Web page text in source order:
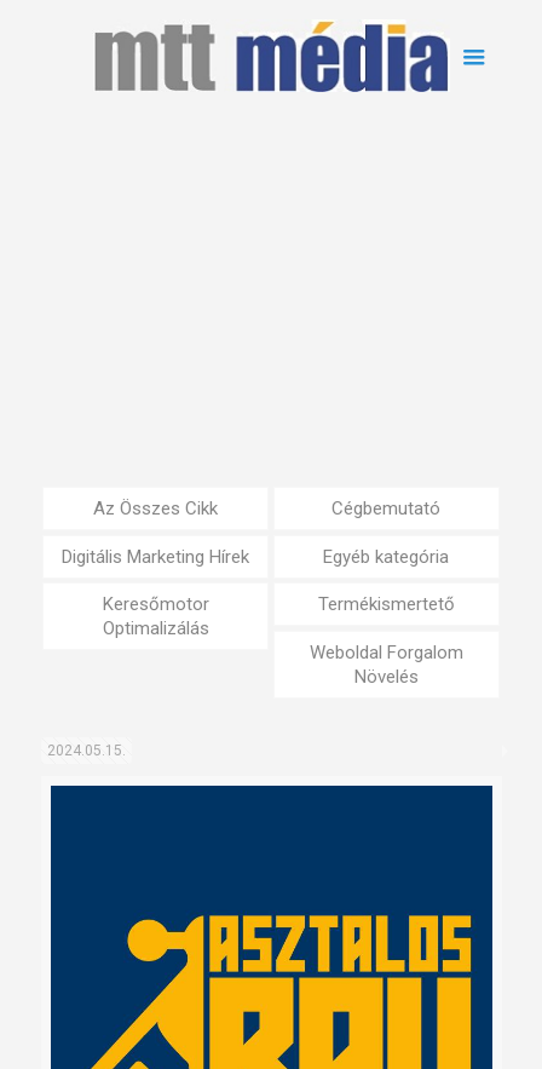
Az Összes Cikk Cégbemutató
Digitális Marketing Hírek Egyéb kategória
Keresőmotor
Optimalizálás
Termékismertető
Weboldal Forgalom
Növelés
2024.05.15.